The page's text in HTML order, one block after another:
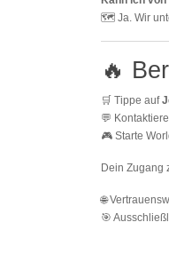
🗺️ Ja. Wir
🔥
🛒 Tippe auf
💬
🎮 Starte
Dein Zugang
🌐
🎯